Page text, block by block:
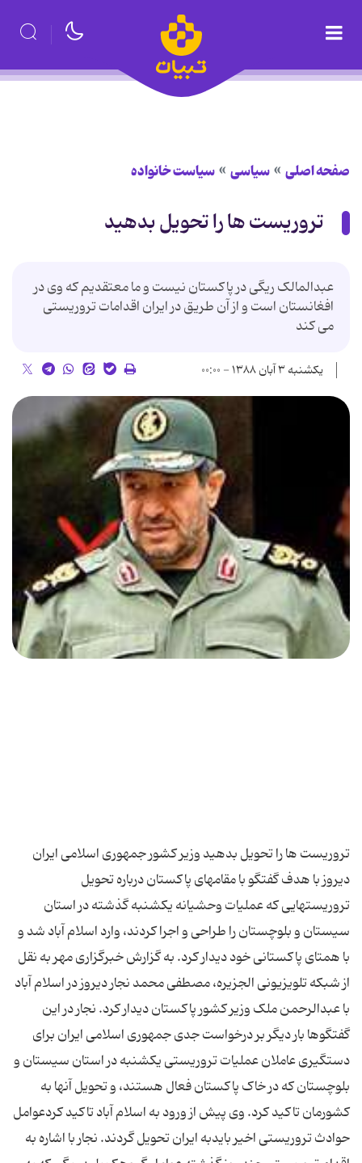
صفحه اصلی سیاسی سیاست خانواده
تروریست ها را تحویل بدهید
عبدالمالک ریگی در پاکستان نیست و ما معتقدیم که وی در
افغانستان است و از آن طریق در ایران اقدامات تروریستی
می کند
یکشنبه ۳ آبان ۱۳۸۸ - ۰۰:۰۰
تروریست ها را تحویل بدهید وزیر کشور جمهوری اسلامی ایران
دیروز با هدف گفتگو با مقامهای پاکستان درباره تحویل
تروریستهایی که عملیات وحشیانه یکشنبه گذشته در استان
سیستان و بلوچستان را طراحی و اجرا کردند، وارد اسلام آباد شد و
با همتای پاکستانی خود دیدار کرد. به گزارش خبرگزاری مهر به نقل
از شبکه تلویزیونی الجزیره، مصطفی محمد نجار دیروز در اسلام آباد
با عبدالرحمن ملک وزیر کشور پاکستان دیدار کرد. نجار در این
گفتگوها بار دیگر بر درخواست جدی جمهوری اسلامی ایران برای
دستگیری عاملان عملیات تروریستی یکشنبه در استان سیستان و
بلوچستان که در خاک پاکستان فعال هستند، و تحویل آنها به
کشورمان تاکید کرد. وی پیش از ورود به اسلام آباد تاکید کردعوامل
حوادث تروریستی اخیر بایدبه ایران تحویل گردند. نجار با اشاره به